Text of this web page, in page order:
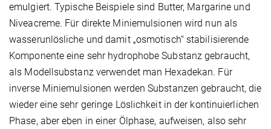
emulgiert. Typische Beispiele sind Butter, Margarine und
Niveacreme. Für direkte Miniemulsionen wird nun als
wasserunlösliche und damit „osmotisch“ stabilisierende
Komponente eine sehr hydrophobe Substanz gebraucht,
als Modellsubstanz verwendet man Hexadekan. Für
inverse Miniemulsionen werden Substanzen gebraucht, die
wieder eine sehr geringe Löslichkeit in der kontinuierlichen
Phase, aber eben in einer Ölphase, aufweisen, also sehr